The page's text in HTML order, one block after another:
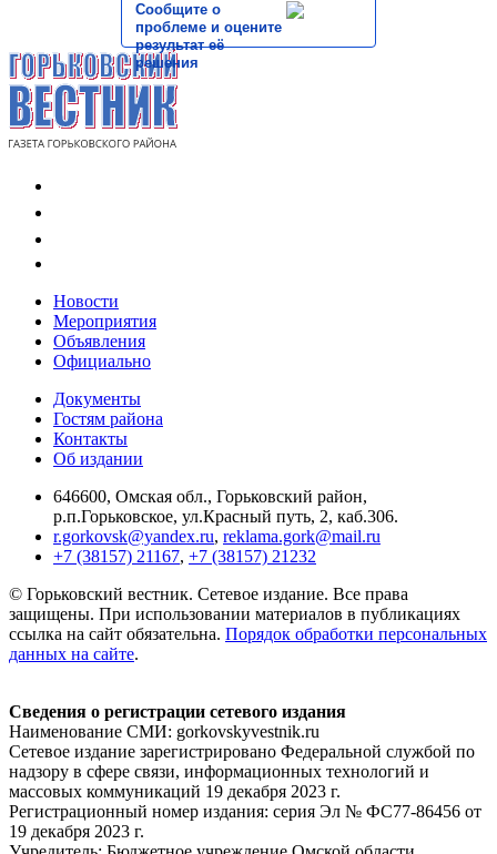
Сообщите о
проблеме и оцените
результат её
решения
Новости
Мероприятия
Объявления
Официально
Документы
Гостям района
Контакты
Об издании
646600, Омская обл., Горьковский район,
р.п.Горьковское, ул.Красный путь, 2, каб.306.
r.gorkovsk@yandex.ru, reklama.gork@mail.ru
+7 (38157) 21167, +7 (38157) 21232
© Горьковский вестник. Сетевое издание. Все права
защищены. При использовании материалов в публикациях
ссылка на сайт обязательна. Порядок обработки персональных
данных на сайте.
Сведения о регистрации сетевого издания
Наименование СМИ: gorkovskyvestnik.ru
Сетевое издание зарегистрировано Федеральной службой по
надзору в сфере связи, информационных технологий и
массовых коммуникаций 19 декабря 2023 г.
Регистрационный номер издания: серия Эл № ФС77-86456 от
19 декабря 2023 г.